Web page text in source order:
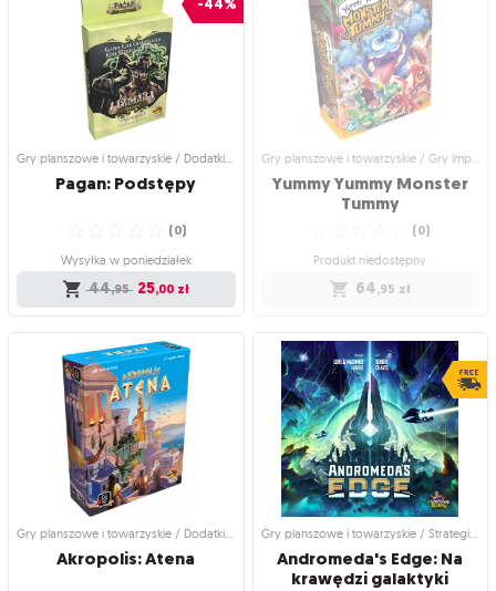
Przyjrzyj się codziennym wyzwaniom
mieszkańców
☆
☆
☆
☆
☆
Wysyłka w poniedziałek
44
Jakie będą wyniki śledztwa?
☆
☆
☆
☆
☆ (0)
Wysyłka w poniedziałek
44,95 25
-44%
Gry planszowe i towarzyskie / Dodatki do gier
Pagan:Podstępy
(0)
Wysyłka w poniedziałek
44,95 25,00 zł
Gry planszowe i towarzyskie / Dodatki
do gier
Pagan: Podstępy
Jeszcze więcej wyzwań!
☆
☆
☆
☆
☆ (0)
Wysyłka w poniedziałek
44,95 25
Gry planszowe i towarzyskie / Gry imprezowe i towarzyskie
Yummy Yummy Monster
Tummy
(0)
Produkt niedostępny
64,95 zł
Gry planszowe i towarzyskie / Gry
imprezowe i towarzyskie
Yummy Yummy Monster
Tummy
Potwory są głodne i to od Ciebie
zależy, czy nakarmisz je odpowiednim
kolorowym jedzeniem!
☆
☆
☆
☆
☆ (0)
Produkt niedostępny
64,95 zł
Gry planszowe i towarzyskie / Dodatki do gier
Akropolis:Atena
Gry planszowe i towarzyskie / Strategiczne gry planszowe
Andromeda's Edge: Na
krawędzi galaktyki